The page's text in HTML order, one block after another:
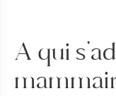
A qui